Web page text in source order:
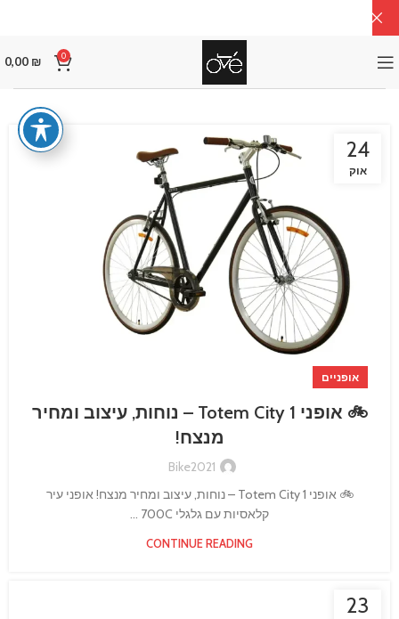
0
0,00 ₪
24
אוק
אופניים
🚲 אופני Totem City 1 – נוחות, עיצוב ומחיר
מנצח!
Bike2021
🚲 אופני Totem City 1 – נוחות, עיצוב ומחיר מנצח! אופני עיר
קלאסיות עם גלגלי 700C ...
CONTINUE READING
23